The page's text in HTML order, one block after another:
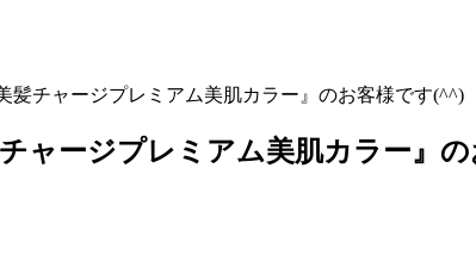
髪チャージプレミアム美肌カラー』のお客様です(^^)
ャージプレミアム美肌カラー』